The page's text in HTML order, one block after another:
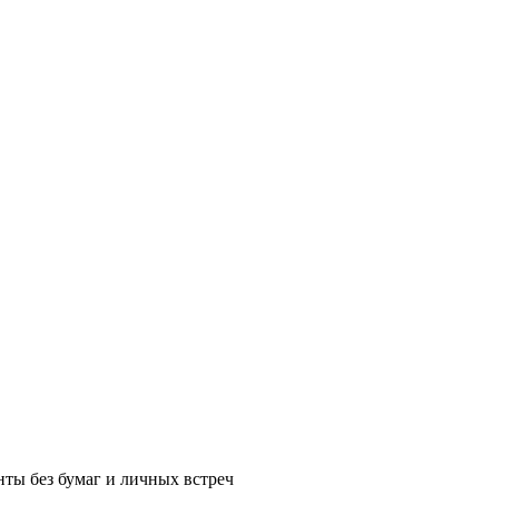
без бумаг и личных встреч